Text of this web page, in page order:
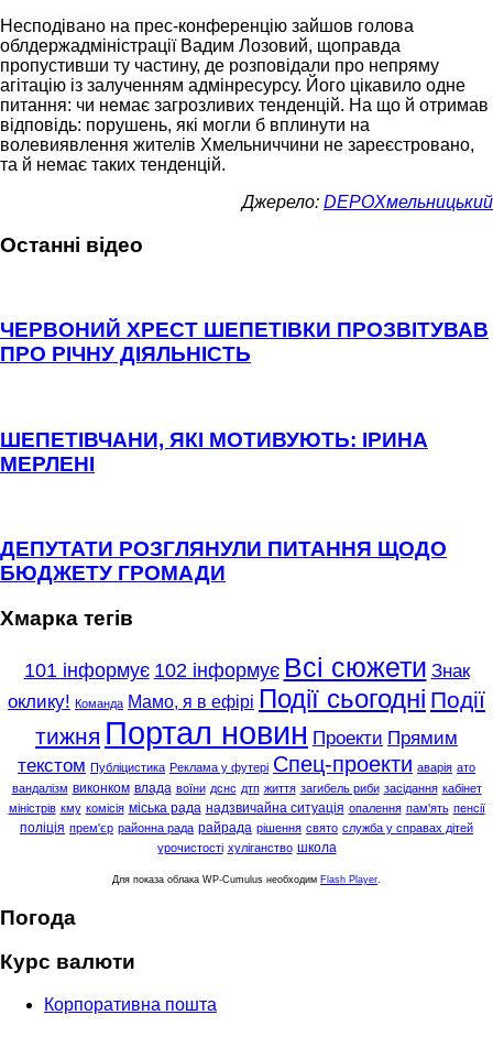
Несподівано на прес-конференцію зайшов голова
облдержадміністрації Вадим Лозовий, щоправда
пропустивши ту частину, де розповідали про непряму
агітацію із залученням адмінресурсу. Його цікавило одне
питання: чи немає загрозливих тенденцій. На що й отримав
відповідь: порушень, які могли б вплинути на
волевиявлення жителів Хмельниччини не зареєстровано,
та й немає таких тенденцій.
Джерело: DEPOХмельницький
Останні відео
ЧЕРВОНИЙ ХРЕСТ ШЕПЕТІВКИ ПРОЗВІТУВАВ
ПРО РІЧНУ ДІЯЛЬНІСТЬ
ШЕПЕТІВЧАНИ, ЯКІ МОТИВУЮТЬ: ІРИНА
МЕРЛЕНІ
ДЕПУТАТИ РОЗГЛЯНУЛИ ПИТАННЯ ЩОДО
БЮДЖЕТУ ГРОМАДИ
Хмарка тегів
101 інформує 102 інформує Всі сюжети Знак
оклику! Команда Мамо, я в ефірі Події сьогодні Події
тижня Портал новин Проекти Прямим
текстом Публіцистика Реклама у футері Спец-проекти аварія ато
вандалізм виконком влада воїни дснс дтп життя загибель риби засідання кабінет
міністрів кму комісія міська рада надзвичайна ситуація опалення пам'ять пенсії
поліція прем'єр районна рада райрада рішення свято служба у справах дітей
урочистості хуліганство школа
Для показа облака WP-Cumulus необходим Flash Player
Погода
Курс валюти
Корпоративна пошта